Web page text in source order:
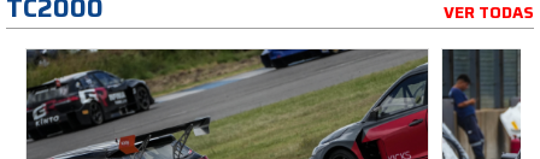
TC2000 VER TODAS